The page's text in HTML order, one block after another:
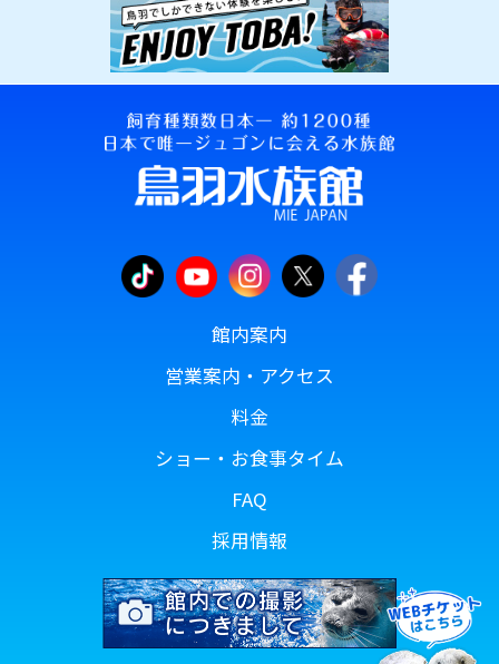
館内案内
営業案内・アクセス
料金
ショー・お食事タイム
FAQ
採用情報